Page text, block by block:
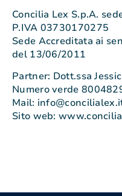
Concilia Lex S.p.A.
P.IVA 03730170275
Sede Accreditata ai
del 13/06/2011
Partner: Dott.ssa
Numero verde
Mail:
Sito web: